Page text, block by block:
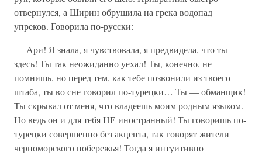
отвернулся, а Ширин обрушила на грека водопад
упреков. Говорила по-русски:
— Ари! Я знала, я чувствовала, я предвидела, что ты
здесь! Ты так неожиданно уехал! Ты, конечно, не
помнишь, но перед тем, как тебе позвонили из твоего
штаба, ты во сне говорил по-турецки… Ты — обманщик!
Ты скрывал от меня, что владеешь моим родным языком.
Но ведь он и для тебя НЕ иностранный! Ты говоришь по-
турецки совершенно без акцента, так говорят жители
черноморского побережья! Тогда я интуитивно